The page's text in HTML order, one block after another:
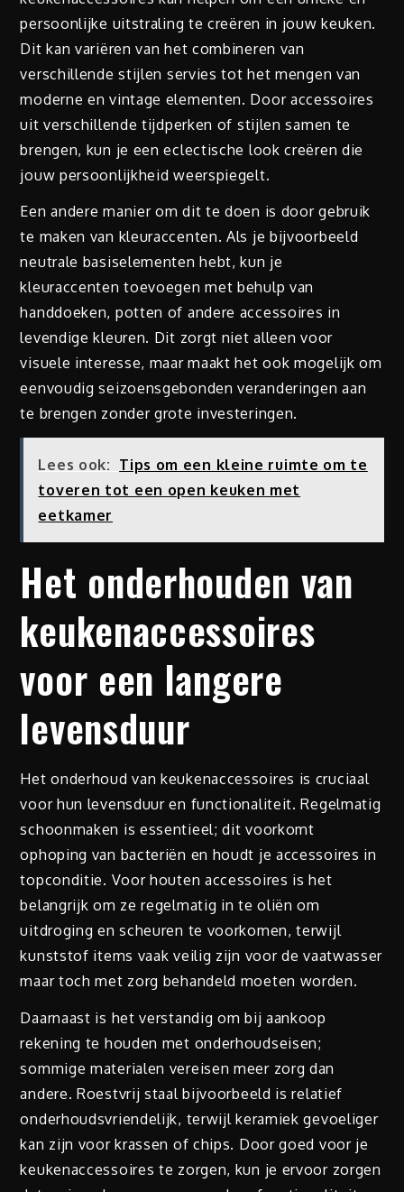
persoonlijke uitstraling te creëren in jouw keuken.
Dit kan variëren van het combineren van
verschillende stijlen servies tot het mengen van
moderne en vintage elementen. Door accessoires
uit verschillende tijdperken of stijlen samen te
brengen, kun je een eclectische look creëren die
jouw persoonlijkheid weerspiegelt.
Een andere manier om dit te doen is door gebruik
te maken van kleuraccenten. Als je bijvoorbeeld
neutrale basiselementen hebt, kun je
kleuraccenten toevoegen met behulp van
handdoeken, potten of andere accessoires in
levendige kleuren. Dit zorgt niet alleen voor
visuele interesse, maar maakt het ook mogelijk om
eenvoudig seizoensgebonden veranderingen aan
te brengen zonder grote investeringen.
Lees ook: Tips om een kleine ruimte om te
toveren tot een open keuken met
eetkamer
Het onderhouden van
keukenaccessoires
voor een langere
levensduur
Het onderhoud van keukenaccessoires is cruciaal
voor hun levensduur en functionaliteit. Regelmatig
schoonmaken is essentieel; dit voorkomt
ophoping van bacteriën en houdt je accessoires in
topconditie. Voor houten accessoires is het
belangrijk om ze regelmatig in te oliën om
uitdroging en scheuren te voorkomen, terwijl
kunststof items vaak veilig zijn voor de vaatwasser
maar toch met zorg behandeld moeten worden.
Daarnaast is het verstandig om bij aankoop
rekening te houden met onderhoudseisen;
sommige materialen vereisen meer zorg dan
andere. Roestvrij staal bijvoorbeeld is relatief
onderhoudsvriendelijk, terwijl keramiek gevoeliger
kan zijn voor krassen of chips. Door goed voor je
keukenaccessoires te zorgen, kun je ervoor zorgen